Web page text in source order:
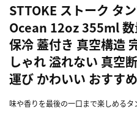
STTOKE ストーク タ
Ocean 12oz 355ml 数
保冷 蓋付き 真空構造
しゃれ 溢れない 真空
運び かわいい おすす
味や香りを最後の一口まで楽しめるタ